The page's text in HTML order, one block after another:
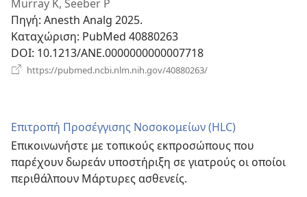
Murray K, Seeber P
Πηγή‎: Anesth Analg 2025.
Καταχώριση‎: PubMed 40880263
DOI‎: 10.1213/ANE.0000000000007718
https://pubmed.ncbi.nlm.nih.gov/40880263/
Επιτροπή Προσέγγισης Νοσοκομείων (HLC)
Επικοινωνήστε με τοπικούς εκπροσώπους που
παρέχουν δωρεάν υποστήριξη σε γιατρούς οι οποίοι
περιθάλπουν Μάρτυρες ασθενείς.